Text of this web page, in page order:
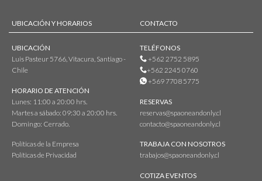
UBICACIÓN Y HORARIOS
UBICACIÓN
Luis Pasteur 5766, Vitacura, Santiago -
Chile
HORARIO DE ATENCIÓN
Lunes: 11:00 a 20:00 hrs.
Martes a sábado: 09:30 a 20:00 hrs.
Domingo: Cerrado.
Políticas de la Empresa
Políticas de Privacidad
CONTACTO
TELÉFONOS
+562 2752 5895
+562 2245 0760
+569 7708 5775
RESERVAS
reservas@spaoneandonly.cl
contacto@spaoneandonly.cl
TRABAJA CON NOSOTROS
trabajos@spaoneandonly.cl
COTIZA EVENTOS